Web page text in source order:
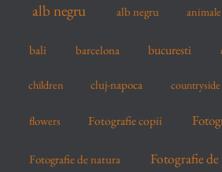
alb negru alb negru animale
bali barcelona bucuresti
children cluj-napoca countryside
flowers Fotografie copii
Fotografie de natura Fotografie